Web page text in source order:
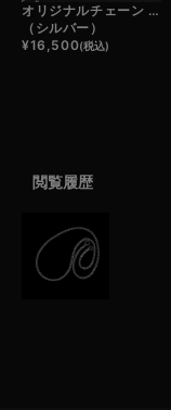
オリジナルチェーン 45cm
（シルバー）
¥16,500(税込)
閲覧履歴